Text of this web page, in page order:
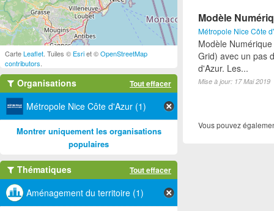
Modèle
Métropole Nice Côte
Modèle
Grid) avec un pas
d'Azur. Les...
Mise à jour: 17 Mai 2019
Vous pouvez
CarteLeaflet . Tuiles © Esriet ©OpenStreetMap
contributors
Organisations Tout effacer
Métropole Nice Côte d'Azur (1)
Montrer uniquement les organisations
populaires
Thématiques Tout effacer
Aménagement du territoire (1)